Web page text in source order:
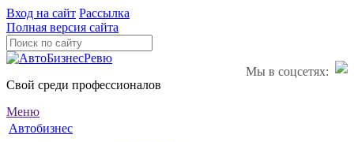
Вход на сайт Рассылка
Полная версия сайта
Мы в соцсетях:
Свой среди профессионалов
Меню
Автобизнес